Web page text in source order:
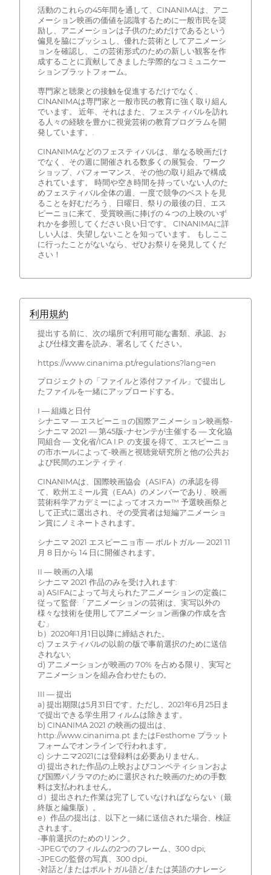
活動のこれらの45年間を通して、CINANIMAは、アニ
メーション映画の価値を認識するために一般市民を奨
励し、アニメーションは子供のためだけであるという
偏見を脇にプッシュし、優れた芸術としてアニメーシ
ョンを確認し、この芸術形式のための新しい観客を作
成することに貢献してきました学際的なコミュニケー
ションプラットフォーム。
専門家と聴衆との接触を促進するだけでなく、
CINANIMAは専門家と一般市民の教育に強く取り組ん
でいます。 近年、それはまた、フェスティバルを訪れ
る人々の経験を豊かに視覚芸術の教育プログラムを開
発しています。.
CINANIMAなどのフェスティバルは、単なる映画だけ
でなく、その週に開催される数多くの展覧会、ワーク
ショップ、パフォーマンス、その他の取り組みで構成
されています。 時間や空き時間を持っていない人のた
めフェスティバル全体の週、一度で競争のベストを見
ることを好むだろう、日曜日、祭りの最後の日、エス
ピーニョに来て、受賞映画に捧げの 4 つの上映のいず
れかを参照してください良い日です。 CINANIMAに詳
しい人は、失望しないことを知っています。 もしここ
に行ったことがないなら、ぜひお祭りを発見してくだ
さい！
利用規約
提出する前に、次の場所で利用可能な書類、承認、お
よび仕様文書を読み、署名してください。
https://www.cinanima.pt/regulations?lang=en
プロジェクトの「ファイルと添付ファイル」で提出し
たファイルを一緒にアップロードする。
I — 組織と日付
シナニマ — エスピーニョの国際アニメーション映画祭-
シナニマ 2021 — 第45版-ナセンテが主催する — 文化協
同組合 — 文化省/ICA I.P. の支援を得て、エスピーニョ
の市ホールによって-映画と視聴覚研究所と他の公共お
よび民間のエンティティ.
CINANIMAは、国際映画協会（ASIFA）の承認を得
て、欧州エミール賞（EAA）のメンバーであり、映画
芸術科学アカデミーによってオスカー™ 予選映画祭と
して正式に選出され、その受賞者は短編アニメーショ
ン賞にノミネートされます。
シナニマ 2021 エスピーニョ市 — ポルトガル — 2021 11
月 8 日から 14 日に開催されます。
II — 映画の入場
シナニマ 2021 作品のみを受け入れます:
a) ASIFAによって与えられたアニメーションの定義に
従って監督:「アニメーションの芸術は、実写以外の
様々な技術を使用してアニメーション画像の作成を含
む」
b）2020年1月1日以降に締結された。
c) フェスティバルの以前の版で事前選択のために送信
されない;
d) アニメーションが映画の 70% を占める限り、実写と
アニメーションを組み合わせたもの。
III — 提出
a) 提出期限は5月31日です。ただし、2021年6月25日ま
で提出できる学生用フィルムは除きます。
b) CINANIMA 2021 の映画の提出は、
http://www.cinanima.pt またはFesthome プラット
フォームでオンラインで行われます。
c) シナニマ2021には登録料は必要ありません。
d) 提出された作品の上映およびコンペティションおよ
び国際パノラマのために選択された映画のための手数
料は支払われません。
d）提出された作業は完了していなければならない（最
終版と編集版）。
e）作品の提出は、以下と一緒に送信された場合、検証
されます。
-事前選択のためのリンク。
-JPEGでのフィルムの2つのフレーム、300 dpi;
-JPEGの監督の写真、300 dpi。
-対話と/またはポルトガル語と/または英語のナレーシ